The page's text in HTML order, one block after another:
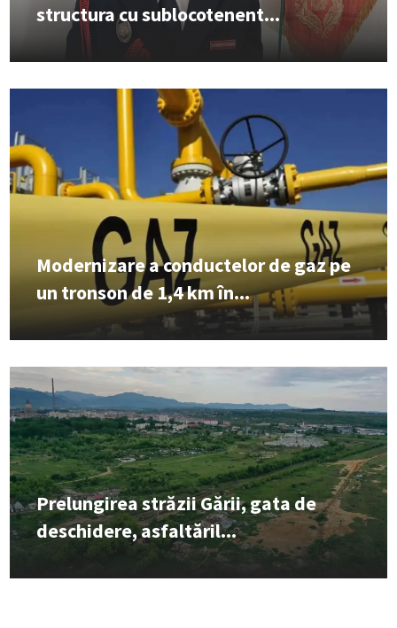
structura cu sublocotenent...
Modernizare a conductelor de gaz pe
un tronson de 1,4 km în...
Prelungirea străzii Gării, gata de
deschidere, asfaltăril...